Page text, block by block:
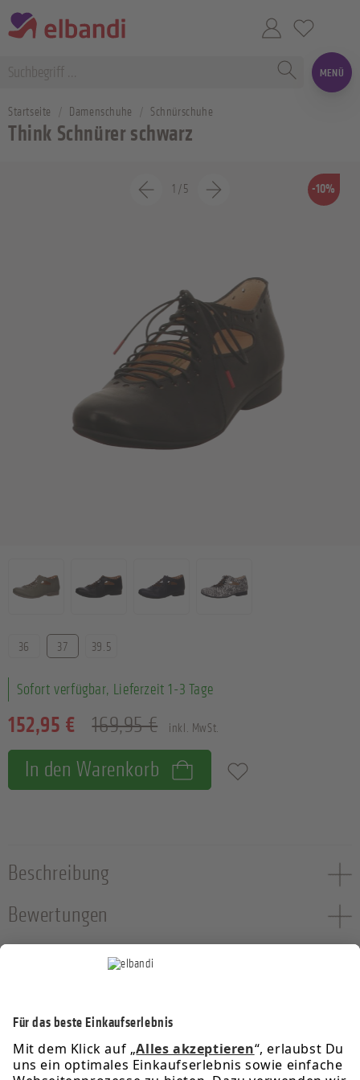
MENÜ
Startseite Damenschuhe Schnürschuhe
Think Schnürer schwarz
-10%
1 /5
152,95 € 169,95 € inkl. MwSt.
Sofort verfügbar, Lieferzeit 1-3 Tage
Größe
36 37 39.5
In den Warenkorb Zum Merkzettel hinzufügen
Beschreibung
Bewertungen
Service-Hotline
Informationen